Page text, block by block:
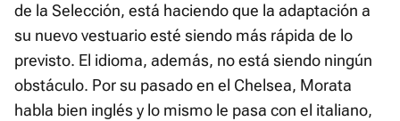
de la Selección, está haciendo que la adaptación a
su nuevo vestuario esté siendo más rápida de lo
previsto. El idioma, además, no está siendo ningún
obstáculo. Por su pasado en el Chelsea, Morata
habla bien inglés y lo mismo le pasa con el italiano,